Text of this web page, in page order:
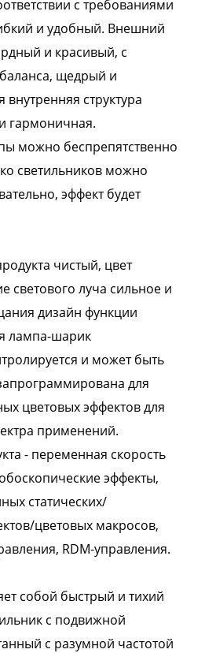
с требованиями
и удобный. Внешний
и красивый, с
щедрый и
структура
гармоничная.
можно беспрепятственно
светильников можно
эффект будет
чистый, цвет
светового луча сильное и
дизайн функции
лампа-шарик
и может быть
для
цветовых эффектов для
применений.
- переменная скорость
эффекты,
статических/
цветовых макросов,
RDM-управления.
собой быстрый и тихий
с подвижной
с разумной частотой